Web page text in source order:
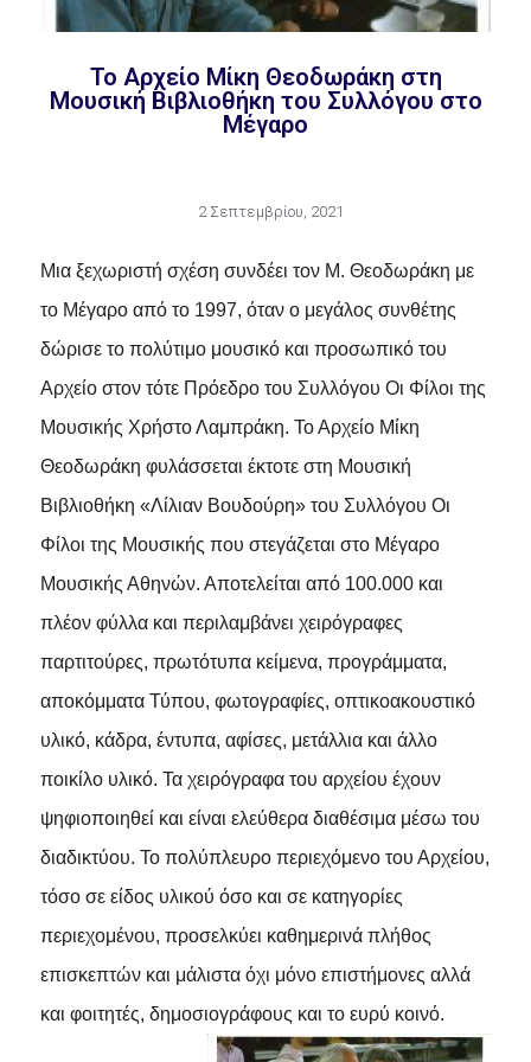
Το Αρχείο Μίκη Θεοδωράκη στη
Μουσική Βιβλιοθήκη του Συλλόγου στο
Μέγαρο
2 Σεπτεμβρίου, 2021
Μια ξεχωριστή σχέση συνδέει τον Μ. Θεοδωράκη με
το Μέγαρο από το 1997, όταν ο μεγάλος συνθέτης
δώρισε το πολύτιμο μουσικό και προσωπικό του
Αρχείο στον τότε Πρόεδρο του Συλλόγου Οι Φίλοι της
Μουσικής Χρήστο Λαμπράκη. Το Αρχείο Μίκη
Θεοδωράκη φυλάσσεται έκτοτε στη Μουσική
Βιβλιοθήκη «Λίλιαν Βουδούρη» του Συλλόγου Οι
Φίλοι της Μουσικής που στεγάζεται στο Μέγαρο
Μουσικής Αθηνών. Αποτελείται από 100.000 και
πλέον φύλλα και περιλαμβάνει χειρόγραφες
παρτιτούρες, πρωτότυπα κείμενα, προγράμματα,
αποκόμματα Τύπου, φωτογραφίες, οπτικοακουστικό
υλικό, κάδρα, έντυπα, αφίσες, μετάλλια και άλλο
ποικίλο υλικό. Τα χειρόγραφα του αρχείου έχουν
ψηφιοποιηθεί και είναι ελεύθερα διαθέσιμα μέσω του
διαδικτύου. Το πολύπλευρο περιεχόμενο του Αρχείου,
τόσο σε είδος υλικού όσο και σε κατηγορίες
περιεχομένου, προσελκύει καθημερινά πλήθος
επισκεπτών και μάλιστα όχι μόνο επιστήμονες αλλά
και φοιτητές, δημοσιογράφους και το ευρύ κοινό.